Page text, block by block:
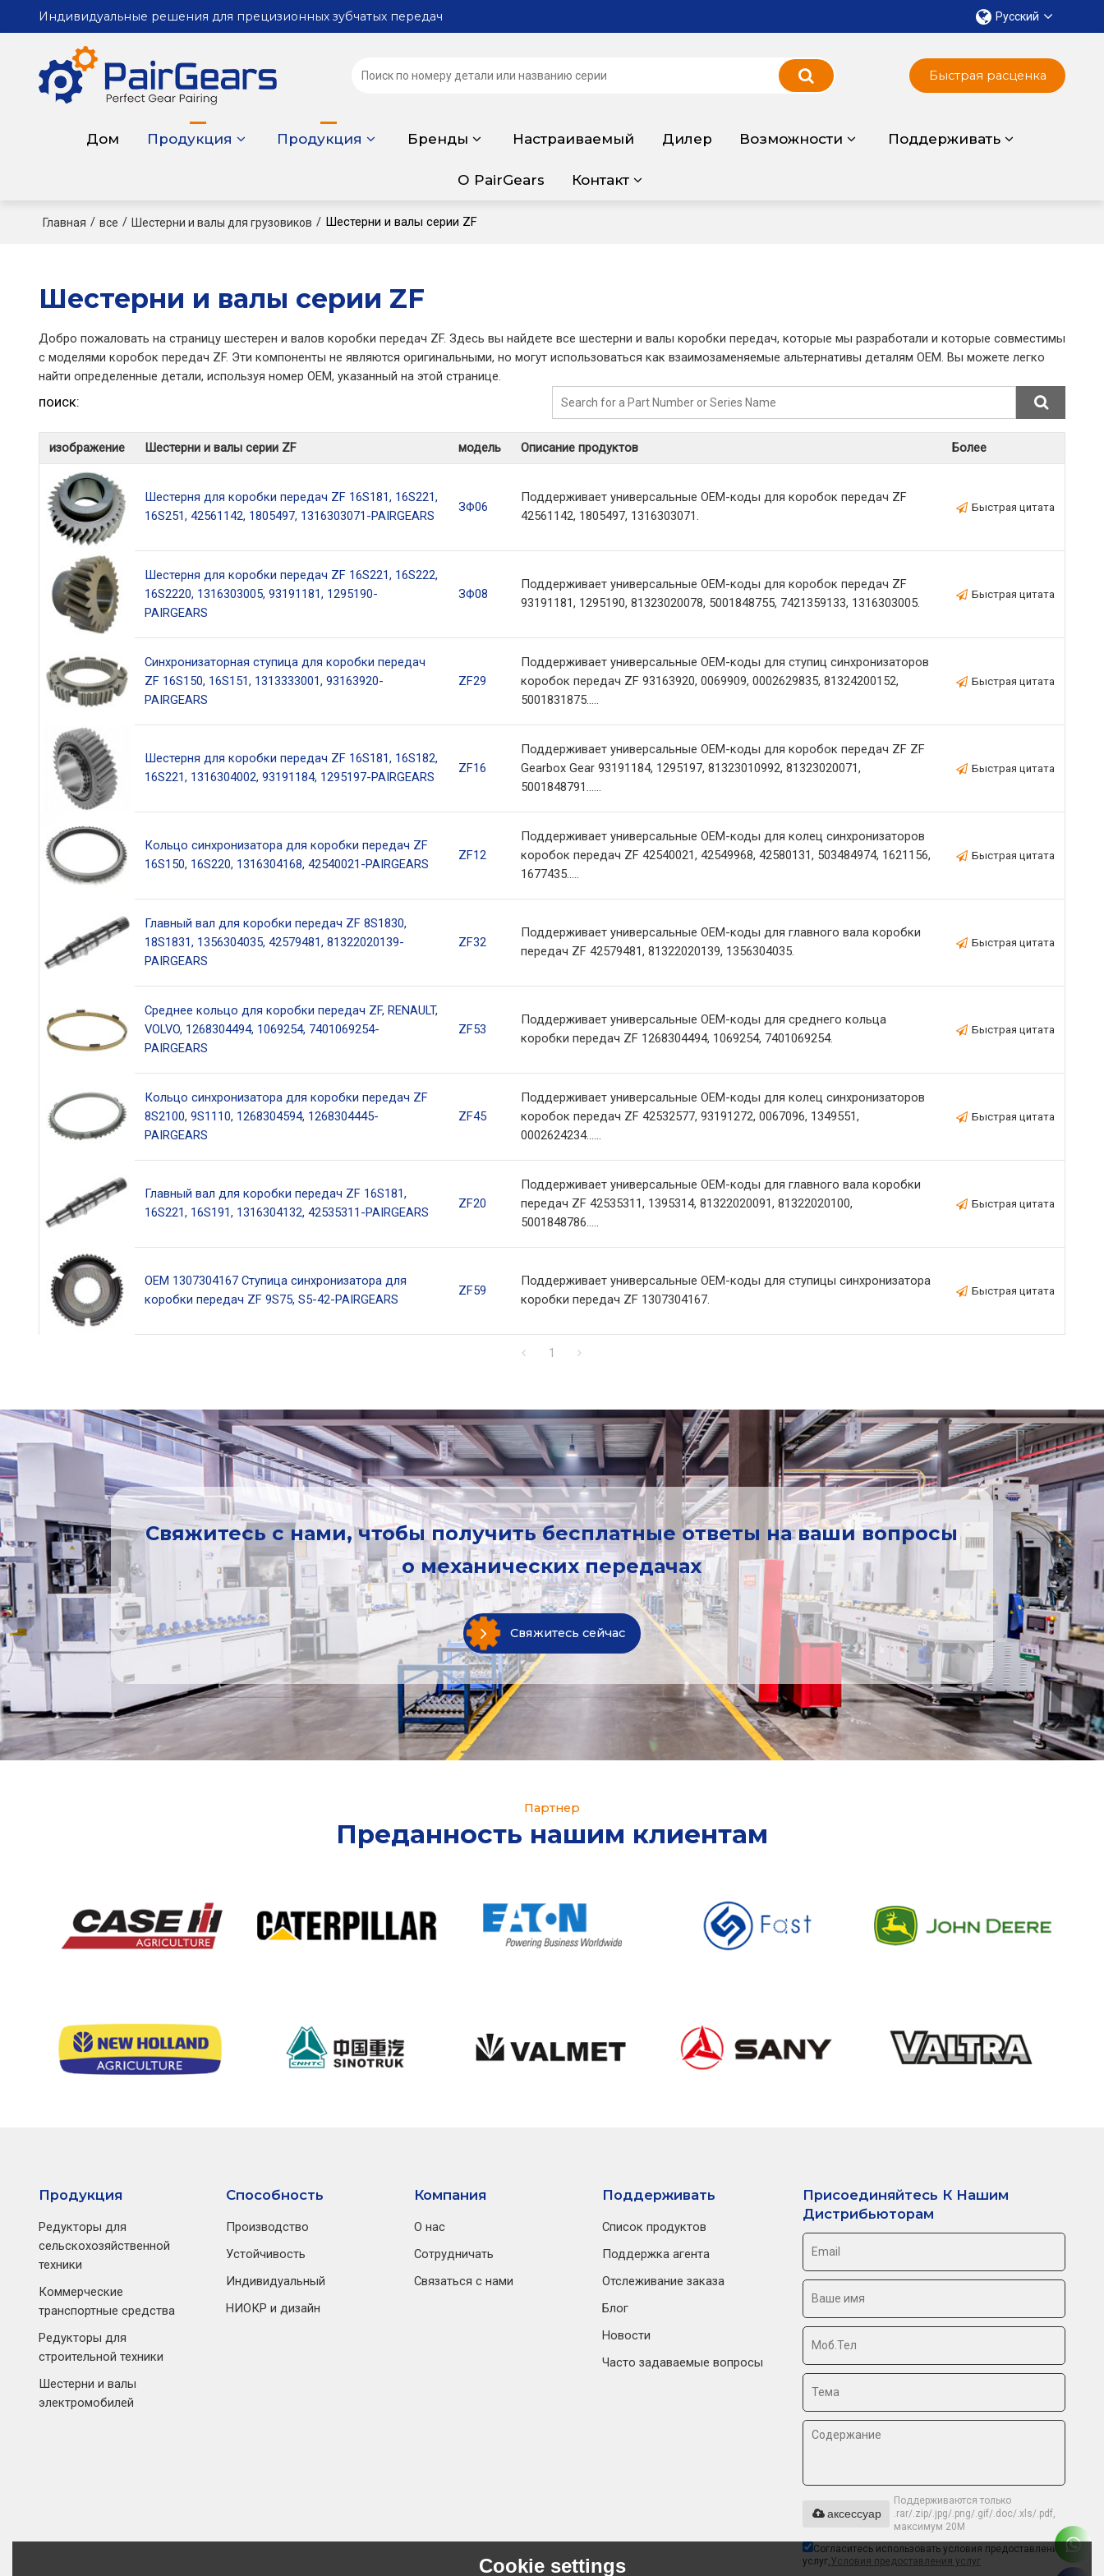
Индивидуальные решения для прецизионных зубчатых передач Русский
Дом Продукция Продукция Бренды Настраиваемый Дилер Возможности Поддерживать
О PairGears Контакт
Быстрая расценка
Главная / все / Шестерни и валы для грузовиков / Шестерни и валы серии ZF
Шестерни и валы серии ZF
Добро пожаловать на страницу шестерен и валов коробки передач ZF. Здесь вы найдете все шестерни и валы коробки передач, которые мы разработали и которые совместимы
с моделями коробок передач ZF. Эти компоненты не являются оригинальными, но могут использоваться как взаимозаменяемые альтернативы деталям OEM. Вы можете легко
найти определенные детали, используя номер OEM, указанный на этой странице.
поиск:
изображение Шестерни и валы серии ZF модель Описание продуктов Более
Шестерня для коробки передач ZF 16S181, 16S221,
16S251, 42561142, 1805497, 1316303071-PAIRGEARS
ЗФ06
Поддерживает универсальные OEM-коды для коробок передач ZF
42561142, 1805497, 1316303071.
Быстрая цитата
Шестерня для коробки передач ZF 16S221, 16S222,
16S2220, 1316303005, 93191181, 1295190-
PAIRGEARS
ЗФ08
Поддерживает универсальные OEM-коды для коробок передач ZF
93191181, 1295190, 81323020078, 5001848755, 7421359133, 1316303005.
Быстрая цитата
Синхронизаторная ступица для коробки передач
ZF 16S150, 16S151, 1313333001, 93163920-
PAIRGEARS
ZF29
Поддерживает универсальные OEM-коды для ступиц синхронизаторов
коробок передач ZF 93163920, 0069909, 0002629835, 81324200152,
5001831875.....
Быстрая цитата
Шестерня для коробки передач ZF 16S181, 16S182,
16S221, 1316304002, 93191184, 1295197-PAIRGEARS
ZF16
Поддерживает универсальные OEM-коды для коробок передач ZF ZF
Gearbox Gear 93191184, 1295197, 81323010992, 81323020071,
5001848791......
Быстрая цитата
Кольцо синхронизатора для коробки передач ZF
16S150, 16S220, 1316304168, 42540021-PAIRGEARS
ZF12
Поддерживает универсальные OEM-коды для колец синхронизаторов
коробок передач ZF 42540021, 42549968, 42580131, 503484974, 1621156,
1677435.....
Быстрая цитата
Главный вал для коробки передач ZF 8S1830,
18S1831, 1356304035, 42579481, 81322020139-
PAIRGEARS
ZF32
Поддерживает универсальные OEM-коды для главного вала коробки
передач ZF 42579481, 81322020139, 1356304035.
Быстрая цитата
Среднее кольцо для коробки передач ZF, RENAULT,
VOLVO, 1268304494, 1069254, 7401069254-
PAIRGEARS
ZF53
Поддерживает универсальные OEM-коды для среднего кольца
коробки передач ZF 1268304494, 1069254, 7401069254.
Быстрая цитата
Кольцо синхронизатора для коробки передач ZF
8S2100, 9S1110, 1268304594, 1268304445-
PAIRGEARS
ZF45
Поддерживает универсальные OEM-коды для колец синхронизаторов
коробок передач ZF 42532577, 93191272, 0067096, 1349551,
0002624234......
Быстрая цитата
Главный вал для коробки передач ZF 16S181,
16S221, 16S191, 1316304132, 42535311-PAIRGEARS
ZF20
Поддерживает универсальные OEM-коды для главного вала коробки
передач ZF 42535311, 1395314, 81322020091, 81322020100,
5001848786.....
Быстрая цитата
OEM 1307304167 Ступица синхронизатора для
коробки передач ZF 9S75, S5-42-PAIRGEARS
ZF59
Поддерживает универсальные OEM-коды для ступицы синхронизатора
коробки передач ZF 1307304167.
Быстрая цитата
1
Свяжитесь с нами, чтобы получить бесплатные ответы на ваши вопросы
о механических передачах
Свяжитесь сейчас
Партнер
Преданность нашим клиентам
Продукция
Редукторы для
сельскохозяйственной
техники
Коммерческие
транспортные средства
Редукторы для
строительной техники
Шестерни и валы
электромобилей
Способность
Производство
Устойчивость
Индивидуальный
НИОКР и дизайн
Компания
О нас
Сотрудничать
Связаться с нами
Поддерживать
Список продуктов
Поддержка агента
Отслеживание заказа
Блог
Новости
Часто задаваемые вопросы
Присоединяйтесь К Нашим
Дистрибьюторам
Поддерживаются только
.rar/.zip/.jpg/.png/.gif/.doc/.xls/.pdf,
максимум 20M
аксессуар
Согласитесь использовать условия предоставления
услуг,Условия предоставления услуг
Cookie settings